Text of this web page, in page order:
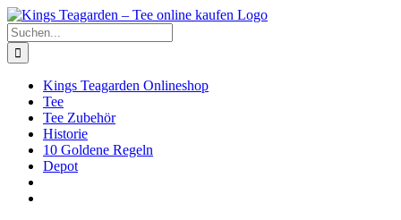
Zum
Inhalt
springen
Facebook
X
Instagram
Pinterest
Suche
nach:
Kings Teagarden Onlineshop
Tee
Tee Zubehör
Historie
10 Goldene Regeln
Depot